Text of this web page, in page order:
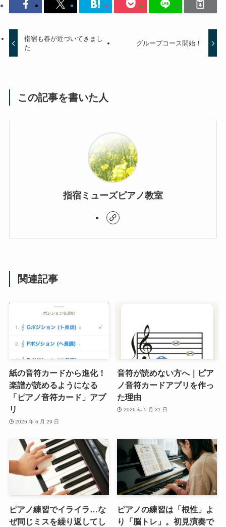
指宿も春が近づいてきまし
た
グループコース開始！
この記事を書いた人
指宿ミューズピアノ教室
関連記事
紙の音符カードから進化！
楽譜が読めるようになる
「ピアノ音符カード」アプ
リ
2026 年 6 月 29 日
音符が読めない方へ｜ピア
ノ音符カードアプリを作っ
た理由
2026 年 5 月 31 日
ピアノ練習でイライラ…な
ぜ同じミスを繰り返してし
ピアノの練習は「根性」よ
り「脳トレ」。初見演奏で